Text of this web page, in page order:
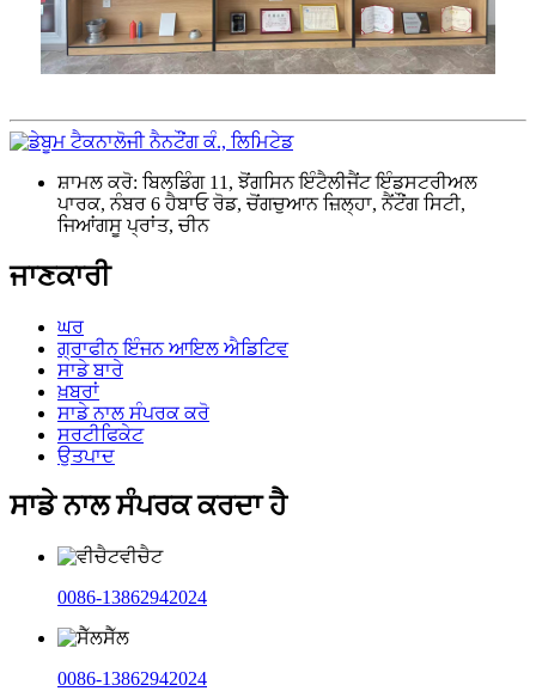
ਸ਼ਾਮਲ ਕਰੋ: ਬਿਲਡਿੰਗ 11, ਝੋਂਗਸਿਨ ਇੰਟੈਲੀਜੈਂਟ ਇੰਡਸਟਰੀਅਲ
ਪਾਰਕ, ​​ਨੰਬਰ 6 ਹੈਬਾਓ ਰੋਡ, ਚੋਂਗਚੁਆਨ ਜ਼ਿਲ੍ਹਾ, ਨੈਂਟੌਂਗ ਸਿਟੀ,
ਜਿਆਂਗਸੂ ਪ੍ਰਾਂਤ, ਚੀਨ
ਜਾਣਕਾਰੀ
ਘਰ
ਗ੍ਰਾਫੀਨ ਇੰਜਨ ਆਇਲ ਐਡਿਟਿਵ
ਸਾਡੇ ਬਾਰੇ
ਖ਼ਬਰਾਂ
ਸਾਡੇ ਨਾਲ ਸੰਪਰਕ ਕਰੋ
ਸਰਟੀਫਿਕੇਟ
ਉਤਪਾਦ
ਸਾਡੇ ਨਾਲ ਸੰਪਰਕ ਕਰਦਾ ਹੈ
ਵੀਚੈਟ
0086-13862942024
ਸੈੱਲ
0086-13862942024